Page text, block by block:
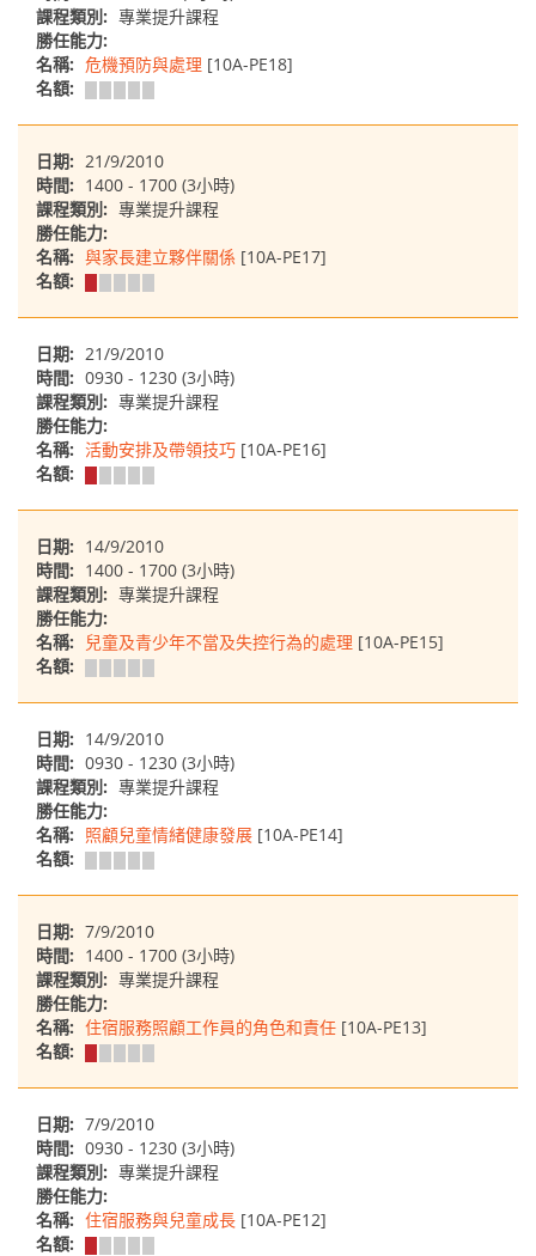
課程類別: 專業提升課程
勝任能力:
名稱: 危機預防與處理 [10A-PE18]
名額:
日期: 21/9/2010
時間: 1400 - 1700 (3小時)
課程類別: 專業提升課程
勝任能力:
名稱: 與家長建立夥伴關係 [10A-PE17]
名額:
日期: 21/9/2010
時間: 0930 - 1230 (3小時)
課程類別: 專業提升課程
勝任能力:
名稱: 活動安排及帶領技巧 [10A-PE16]
名額:
日期: 14/9/2010
時間: 1400 - 1700 (3小時)
課程類別: 專業提升課程
勝任能力:
名稱:
兒童及青少年不當及失控行為的處理 [10A-PE15]
名額:
日期: 14/9/2010
時間: 0930 - 1230 (3小時)
課程類別: 專業提升課程
勝任能力:
名稱: 照顧兒童情緒健康發展 [10A-PE14]
名額:
日期: 7/9/2010
時間: 1400 - 1700 (3小時)
課程類別: 專業提升課程
勝任能力:
名稱: 住宿服務照顧工作員的角色和責任 [10A-PE13]
名額:
日期: 7/9/2010
時間: 0930 - 1230 (3小時)
課程類別: 專業提升課程
勝任能力:
名稱: 住宿服務與兒童成長 [10A-PE12]
名額: